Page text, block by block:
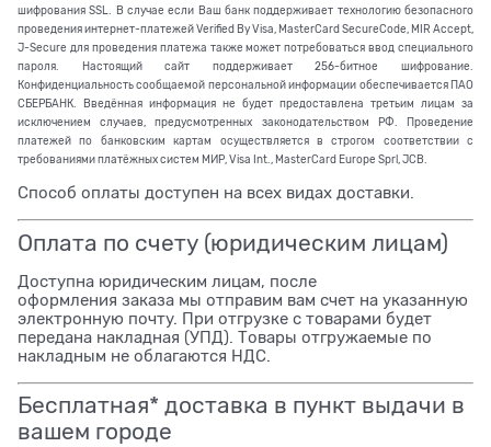
шифрования SSL. В случае если Ваш банк поддерживает технологию безопасного
проведения интернет-платежей Verified By Visa, MasterCard SecureCode, MIR Accept,
J-Secure для проведения платежа также может потребоваться ввод специального
пароля. Настоящий сайт поддерживает 256-битное шифрование.
Конфиденциальность сообщаемой персональной информации обеспечивается ПАО
СБЕРБАНК. Введённая информация не будет предоставлена третьим лицам за
исключением случаев, предусмотренных законодательством РФ. Проведение
платежей по банковским картам осуществляется в строгом соответствии с
требованиями платёжных систем МИР, Visa Int., MasterCard Europe Sprl, JCB.
Способ оплаты доступен на всех видах доставки.
Оплата по счету (юридическим лицам)
Доступна юридическим лицам, после
оформления заказа мы отправим вам счет на указанную
электронную почту. При отгрузке с товарами будет
передана накладная (УПД). Товары отгружаемые по
накладным не облагаются НДС.
Бесплатная* доставка в пункт выдачи в
вашем городе